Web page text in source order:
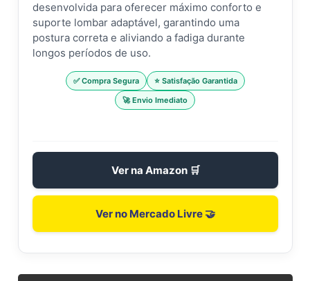
desenvolvida para oferecer máximo conforto e
suporte lombar adaptável, garantindo uma
postura correta e aliviando a fadiga durante
longos períodos de uso.
✅ Compra Segura
⭐ Satisfação Garantida
🚀 Envio Imediato
Ver na Amazon 🛒
Ver no Mercado Livre 🤝